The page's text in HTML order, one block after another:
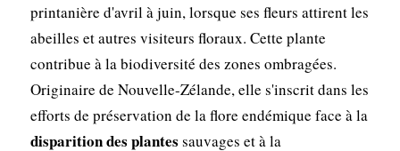
printanière d'avril à juin, lorsque ses fleurs attirent les
abeilles et autres visiteurs floraux. Cette plante
contribue à la biodiversité des zones ombragées.
Originaire de Nouvelle-Zélande, elle s'inscrit dans les
efforts de préservation de la flore endémique face à la
disparition des plantes sauvages et à la